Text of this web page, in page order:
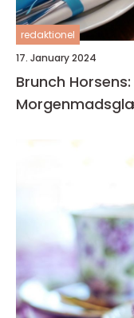
redaktionel
17. January 2024
Brunch